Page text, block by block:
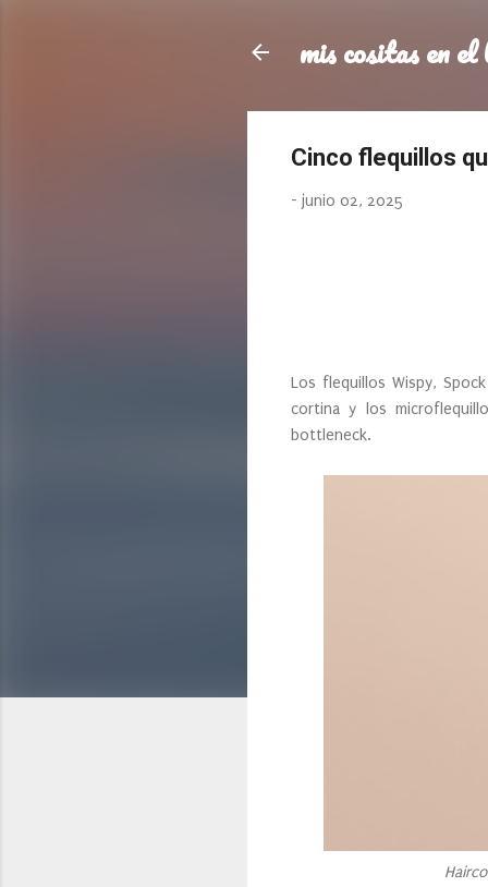
mis cositas en el
Cinco flequillos
- junio 02, 2025
Los flequillos Wispy,
cortina y los
bottleneck.